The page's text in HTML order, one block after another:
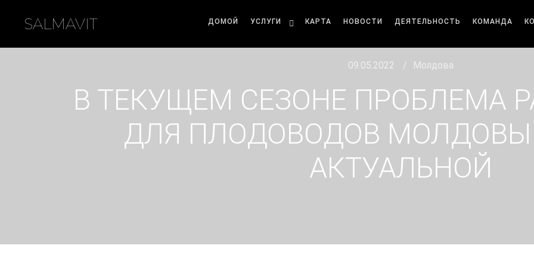
SALMAVIT ДОМОЙ УСЛУГИ КАРТА НОВОСТИ ДЕЯТЕЛЬНОСТЬ КОМАНДА
09.05.2022 Молдова
В ТЕКУЩЕМ СЕЗОНЕ ПРОБЛЕМА
ДЛЯ ПЛОДОВОДОВ МОЛДОВЫ
АКТУАЛЬНОЙ